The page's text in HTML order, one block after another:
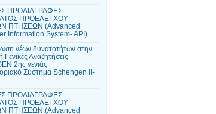
ΠΡΟΔΙΑΓΡΑΦΕΣ
ΠΡΟΕΛΕΓΧΟΥ
ΠΤΗΣΕΩΝ (Advanced
Information System- API)
νέων δυνατοτήτων στην
Αναζητήσεις
2ης γενιάς
Σύστημα Schengen II-
ΠΡΟΔΙΑΓΡΑΦΕΣ
ΠΡΟΕΛΕΓΧΟΥ
ΠΤΗΣΕΩΝ (Advanced